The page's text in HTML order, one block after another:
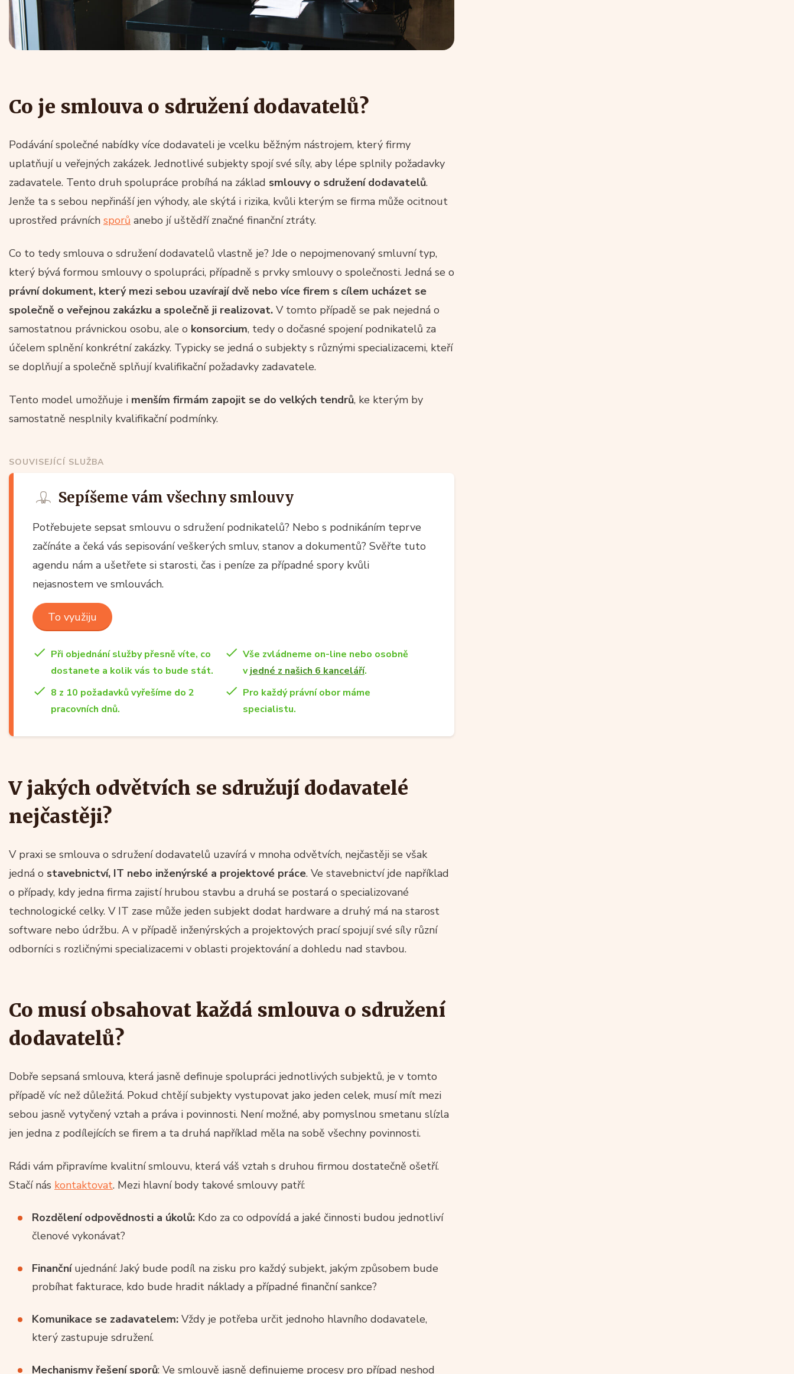
Co je smlouva o sdružení dodavatelů?
Podávání společné nabídky více dodavateli je vcelku běžným nástrojem, který firmy
uplatňují u veřejných zakázek. Jednotlivé subjekty spojí své síly, aby lépe splnily požadavky
zadavatele. Tento druh spolupráce probíhá na základ smlouvy o sdružení dodavatelů.
Jenže ta s sebou nepřináší jen výhody, ale skýtá i rizika, kvůli kterým se firma může ocitnout
uprostřed právních sporů anebo jí uštědří značné finanční ztráty.
Co to tedy smlouva o sdružení dodavatelů vlastně je? Jde o nepojmenovaný smluvní typ,
který bývá formou smlouvy o spolupráci, případně s prvky smlouvy o společnosti. Jedná se o
právní dokument, který mezi sebou uzavírají dvě nebo více firem s cílem ucházet se
společně o veřejnou zakázku a společně ji realizovat. V tomto případě se pak nejedná o
samostatnou právnickou osobu, ale o konsorcium, tedy o dočasné spojení podnikatelů za
účelem splnění konkrétní zakázky. Typicky se jedná o subjekty s různými specializacemi, kteří
se doplňují a společně splňují kvalifikační požadavky zadavatele.
Tento model umožňuje i menším firmám zapojit se do velkých tendrů, ke kterým by
samostatně nesplnily kvalifikační podmínky.
SOUVISEJÍCÍ SLUŽBA
Sepíšeme vám všechny smlouvy
Potřebujete sepsat smlouvu o sdružení podnikatelů? Nebo s podnikáním teprve
začínáte a čeká vás sepisování veškerých smluv, stanov a dokumentů? Svěřte tuto
agendu nám a ušetřete si starosti, čas i peníze za případné spory kvůli
nejasnostem ve smlouvách.
To využiju
Při objednání služby přesně víte, co
dostanete a kolik vás to bude stát.
Vše zvládneme on-line nebo osobně
vjedné z našich 6 kanceláří.
8 z 10 požadavků vyřešíme do 2
pracovních dnů.
Pro každý právní obor máme
specialistu.
V jakých odvětvích se sdružují dodavatelé
nejčastěji?
V praxi se smlouva o sdružení dodavatelů uzavírá v mnoha odvětvích, nejčastěji se však
jedná o stavebnictví, IT nebo inženýrské a projektové práce. Ve stavebnictví jde například
o případy, kdy jedna firma zajistí hrubou stavbu a druhá se postará o specializované
technologické celky. V IT zase může jeden subjekt dodat hardware a druhý má na starost
software nebo údržbu. A v případě inženýrských a projektových prací spojují své síly různí
odborníci s rozličnými specializacemi v oblasti projektování a dohledu nad stavbou.
Co musí obsahovat každá smlouva o sdružení
dodavatelů?
Dobře sepsaná smlouva, která jasně definuje spolupráci jednotlivých subjektů, je v tomto
případě víc než důležitá. Pokud chtějí subjekty vystupovat jako jeden celek, musí mít mezi
sebou jasně vytyčený vztah a práva i povinnosti. Není možné, aby pomyslnou smetanu slízla
jen jedna z podílejících se firem a ta druhá například měla na sobě všechny povinnosti.
Rádi vám připravíme kvalitní smlouvu, která váš vztah s druhou firmou dostatečně ošetří.
Stačí nás kontaktovat. Mezi hlavní body takové smlouvy patří:
Rozdělení odpovědnosti a úkolů: Kdo za co odpovídá a jaké činnosti budou jednotliví
členové vykonávat?
Finančníujednání: Jaký bude podíl na zisku pro každý subjekt, jakým způsobem bude
probíhat fakturace, kdo bude hradit náklady a případné finanční sankce?
Komunikace se zadavatelem: Vždy je potřeba určit jednoho hlavního dodavatele,
který zastupuje sdružení.
Mechanismy řešení sporů: Ve smlouvě jasně definujeme procesy pro případ neshod